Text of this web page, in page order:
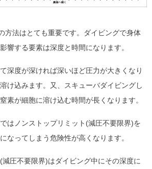
方法はとても重要です。ダイビングで身体
響する要素は深度と時間になります。
深度が深ければ深いほど圧力が大きくなり
け込みます。又、スキューバダイビングし
素が細胞に溶け込む時間が長くなります。
はノンストップリミット(減圧不要限界)を
なってしまう危険性が高くなります。
減圧不要限界)はダイビング中にその深度に